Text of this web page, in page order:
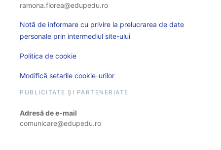
ramona.florea@edupedu.ro
Notă de informare cu privire la prelucrarea de date
personale prin intermediul site-ului
Politica de cookie
Modifică setarile cookie-urilor
PUBLICITATE ȘI PARTENERIATE
Adresă de e-mail
comunicare@edupedu.ro